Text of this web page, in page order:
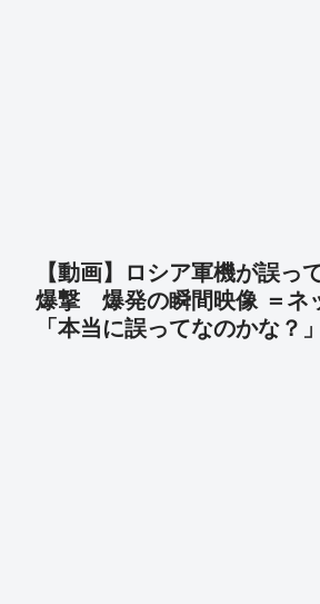
【動画】ロシア軍機が誤っ
爆撃 爆発の瞬間映像 ＝ネ
「本当に誤ってなのかな？」